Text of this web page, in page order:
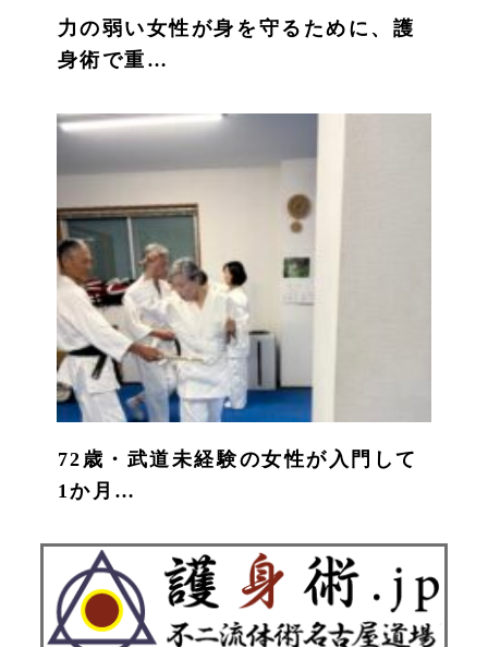
力の弱い女性が身を守るために、護
身術で重…
72歳・武道未経験の女性が入門して
1か月…